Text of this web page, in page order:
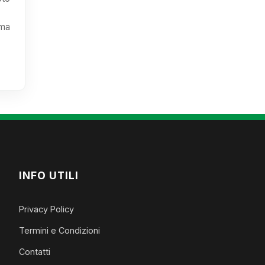
INFO UTILI
Privacy Policy
Termini e Condizioni
Contatti